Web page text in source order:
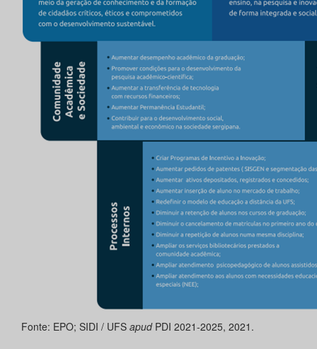
Fonte: EPO; SIDI / UFS apudPDI 2021-2025, 2021.